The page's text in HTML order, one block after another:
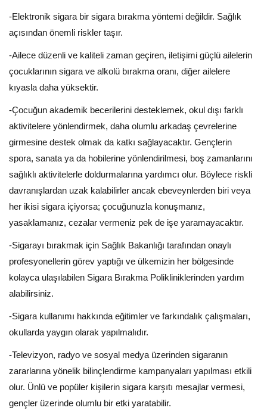
-Elektronik sigara bir sigara bırakma yöntemi değildir. Sağlık
açısından önemli riskler taşır.
-Ailece düzenli ve kaliteli zaman geçiren, iletişimi güçlü ailelerin
çocuklarının sigara ve alkolü bırakma oranı, diğer ailelere
kıyasla daha yüksektir.
-Çocuğun akademik becerilerini desteklemek, okul dışı farklı
aktivitelere yönlendirmek, daha olumlu arkadaş çevrelerine
girmesine destek olmak da katkı sağlayacaktır. Gençlerin
spora, sanata ya da hobilerine yönlendirilmesi, boş zamanlarını
sağlıklı aktivitelerle doldurmalarına yardımcı olur. Böylece riskli
davranışlardan uzak kalabilirler ancak ebeveynlerden biri veya
her ikisi sigara içiyorsa; çocuğunuzla konuşmanız,
yasaklamanız, cezalar vermeniz pek de işe yaramayacaktır.
-Sigarayı bırakmak için Sağlık Bakanlığı tarafından onaylı
profesyonellerin görev yaptığı ve ülkemizin her bölgesinde
kolayca ulaşılabilen Sigara Bırakma Polikliniklerinden yardım
alabilirsiniz.
-Sigara kullanımı hakkında eğitimler ve farkındalık çalışmaları,
okullarda yaygın olarak yapılmalıdır.
-Televizyon, radyo ve sosyal medya üzerinden sigaranın
zararlarına yönelik bilinçlendirme kampanyaları yapılması etkili
olur. Ünlü ve popüler kişilerin sigara karşıtı mesajlar vermesi,
gençler üzerinde olumlu bir etki yaratabilir.